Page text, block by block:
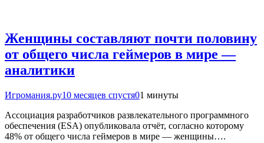
Женщины составляют почти половину
от общего числа геймеров в мире —
аналитики
Игромания.ру10 месяцев спустя01 минуты
Ассоциация разработчиков развлекательного программного
обеспечения (ESA) опубликовала отчёт, согласно которому
48% от общего числа геймеров в мире — женщины….